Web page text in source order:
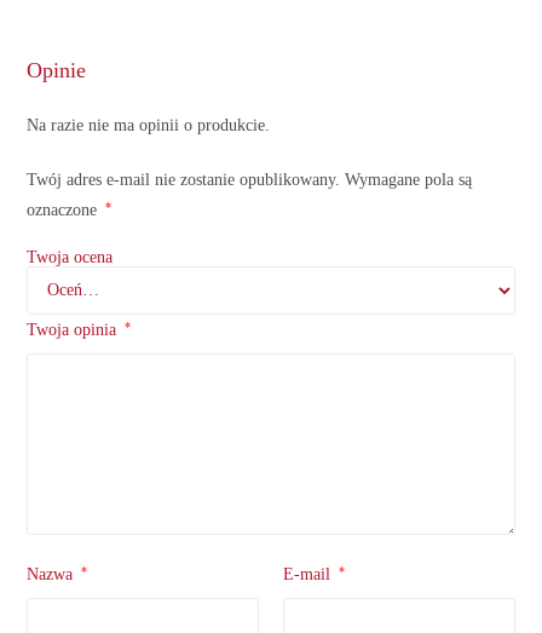
Opinie
Na razie nie ma opinii o produkcie.
Twój adres e-mail nie zostanie opublikowany. Wymagane pola są
oznaczone
*
Twoja ocena
Twoja opinia *
Nazwa * E-mail *